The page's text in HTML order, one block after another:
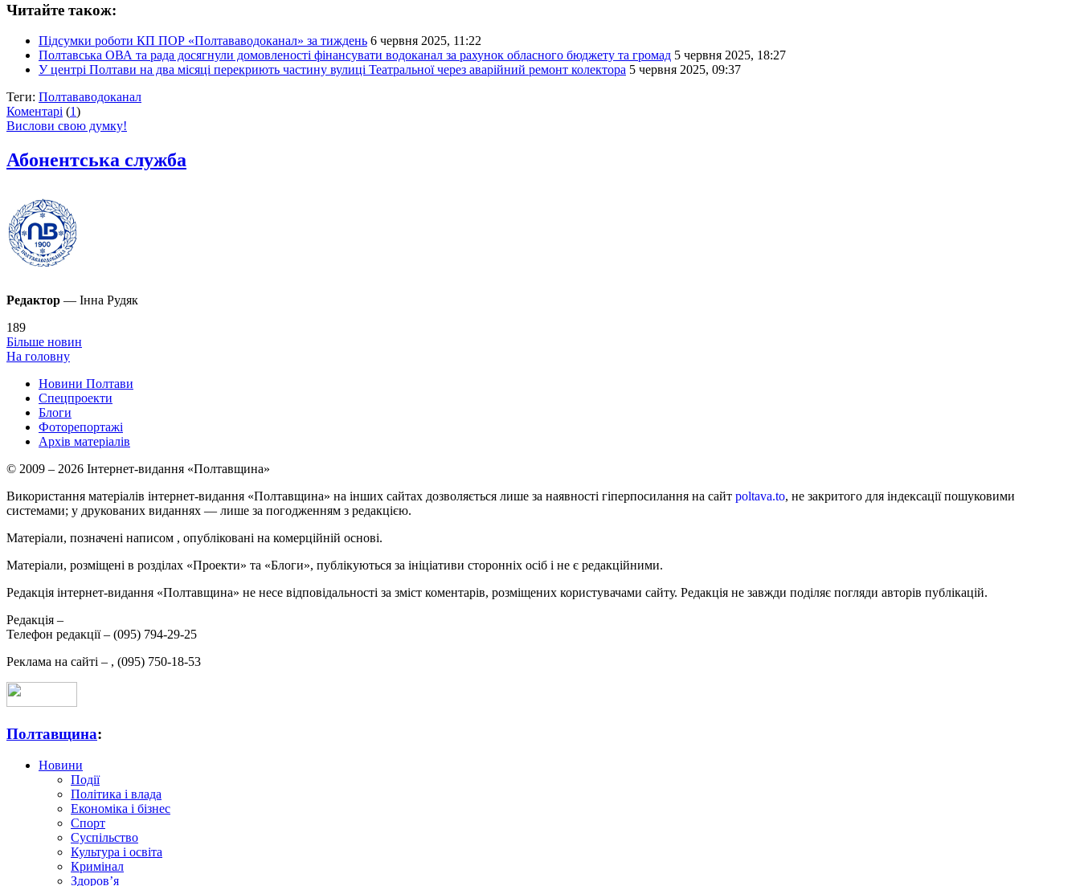
Читайте також:
Підсумки роботи КП ПОР «Полтававодоканал» за тиждень 6 червня 2025, 11:22
Полтавська ОВА та рада досягнули домовленості фінансувати водоканал за рахунок обласного бюджету та громад 5 червня 2025, 18:27
У центрі Полтави на два місяці перекриють частину вулиці Театральної через аварійний ремонт колектора 5 червня 2025, 09:37
Теги: Полтававодоканал
Коментарі (1)
Вислови свою думку!
Абонентська служба
Редактор — Інна Рудяк
189
Більше новин
На головну
Новини Полтави
Спецпроекти
Блоги
Фоторепортажі
Архів матеріалів
© 2009 – 2026 Інтернет-видання «Полтавщина»
Використання матеріалів інтернет-видання «Полтавщина» на інших сайтах дозволяється лише за наявності гіперпосилання на сайт poltava.to, не закритого для індексації пошуковими
системами; у друкованих виданнях — лише за погодженням з редакцією.
Матеріали, позначені написом , опубліковані на комерційній основі.
Матеріали, розміщені в розділах «Проекти» та «Блоги», публікуються за ініціативи сторонніх осіб і не є редакційними.
Редакція інтернет-видання «Полтавщина» не несе відповідальності за зміст коментарів, розміщених користувачами сайту. Редакція не завжди поділяє погляди авторів публікацій.
Редакція –
Телефон редакції – (095) 794-29-25
Реклама на сайті – , (095) 750-18-53
Полтавщина:
Новини
Події
Політика і влада
Економіка і бізнес
Спорт
Суспільство
Культура і освіта
Кримінал
Здоров’я